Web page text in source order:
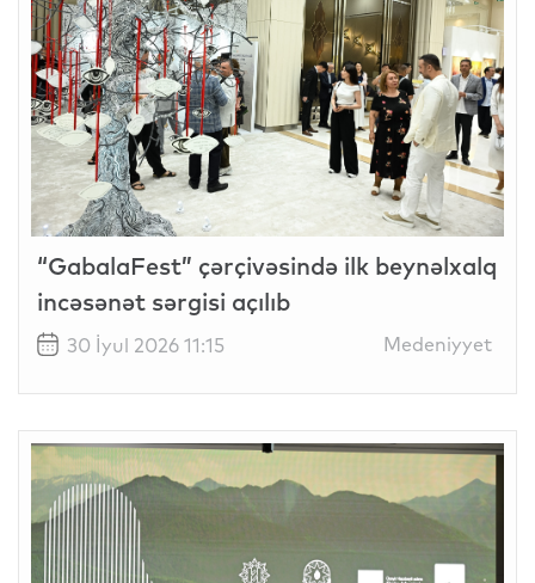
“GabalaFest” çərçivəsində ilk beynəlxalq
incəsənət sərgisi açılıb
30 İyul 2026 11:15 Medeniyyet